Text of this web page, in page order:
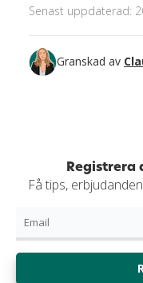
Senast uppdaterad:
Granskad av
Registrera
Få tips,